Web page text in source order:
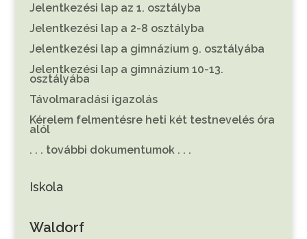
Jelentkezési lap az 1. osztályba
Jelentkezési lap a 2-8 osztályba
Jelentkezési lap a gimnázium 9. osztályába
Jelentkezési lap a gimnázium 10-13.
osztályába
Távolmaradási igazolás
Kérelem felmentésre heti két testnevelés óra
alól
. . . további dokumentumok . . .
Iskola
Waldorf